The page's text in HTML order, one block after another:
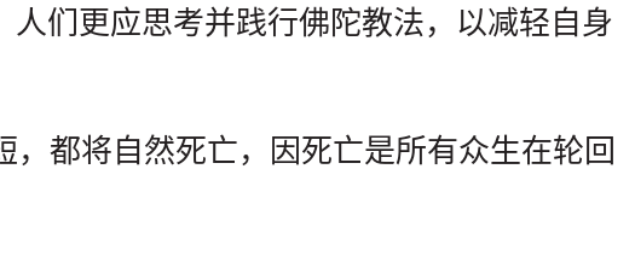
们更应思考并践行佛陀教法，以减轻自身
都将自然死亡，因死亡是所有众生在轮回